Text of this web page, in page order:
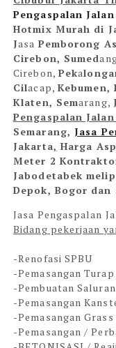
Pengaspalan
Hotmix Murah di
Jasa Pemborong
Cirebon, Sumed
Cirebon, Peka
Cilacap, Kebumen,
Klaten, Semarang,
Pengaspalan
Semarang, Jasa
Jakarta, Harga
Meter 2
Jabodetabek
Depok, Bogor dan
Jasa Pengaspalan
Bidang pekerjaan
-Renofasi SPBU
-Pemasangan
-Pembuatan
-Pemasangan
-Pemasangan
-Pemasangan /